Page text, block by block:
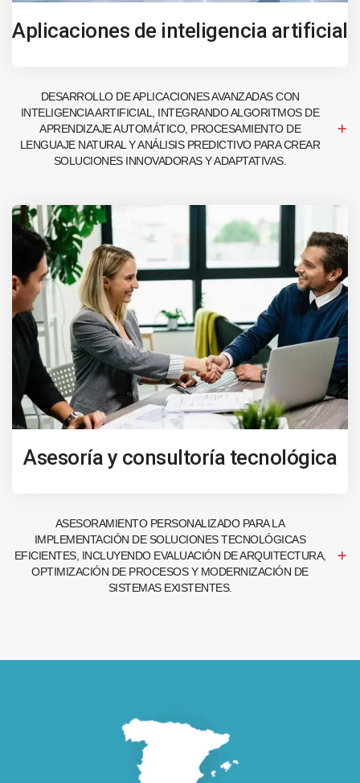
Aplicaciones de inteligencia artificial
DESARROLLO DE APLICACIONES AVANZADAS CON
INTELIGENCIA ARTIFICIAL, INTEGRANDO ALGORITMOS DE
APRENDIZAJE AUTOMÁTICO, PROCESAMIENTO DE
LENGUAJE NATURAL Y ANÁLISIS PREDICTIVO PARA CREAR
SOLUCIONES INNOVADORAS Y ADAPTATIVAS.
Asesoría y consultoría tecnológica
ASESORAMIENTO PERSONALIZADO PARA LA
IMPLEMENTACIÓN DE SOLUCIONES TECNOLÓGICAS
EFICIENTES, INCLUYENDO EVALUACIÓN DE ARQUITECTURA,
OPTIMIZACIÓN DE PROCESOS Y MODERNIZACIÓN DE
SISTEMAS EXISTENTES.